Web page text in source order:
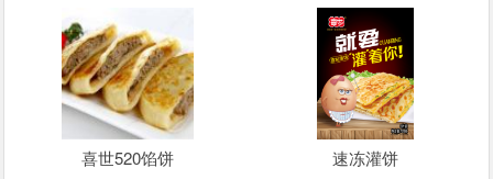
喜世520馅饼 速冻灌饼